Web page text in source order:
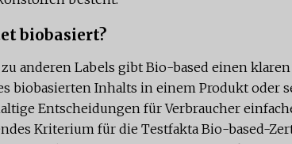
biobasiert?
anderen Labels gibt Bio-based einen
biobasierten Inhalts in einem Produkt oder
Entscheidungen für Verbraucher
Kriterium für die Testfakta Bio-based-